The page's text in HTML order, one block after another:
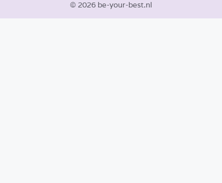
© 2026 be-your-best.nl